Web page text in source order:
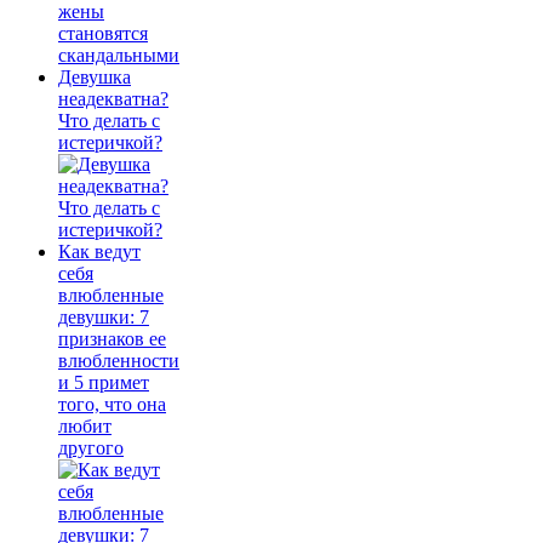
Девушка
неадекватна?
Что делать с
истеричкой?
Как ведут
себя
влюбленные
девушки: 7
признаков ее
влюбленности
и 5 примет
того, что она
любит
другого